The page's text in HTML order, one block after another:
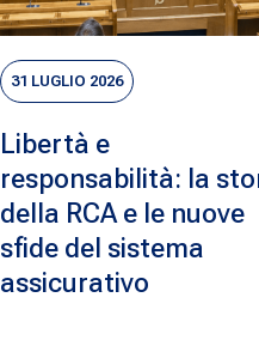
31 LUGLIO 2026
Libertà e
responsabilità: la
della RCA e le nuove
sfide del sistema
assicurativo